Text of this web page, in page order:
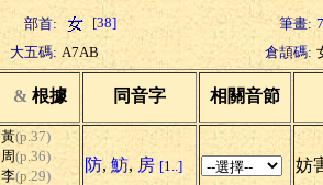
部首: [38] 筆畫: 7
大五碼: A7AB 倉頡碼:
& 根據 同音字 相關音節
黃(p.37)
周(p.36)
李(p.29)
防, 魴, 房 [1..] 妨